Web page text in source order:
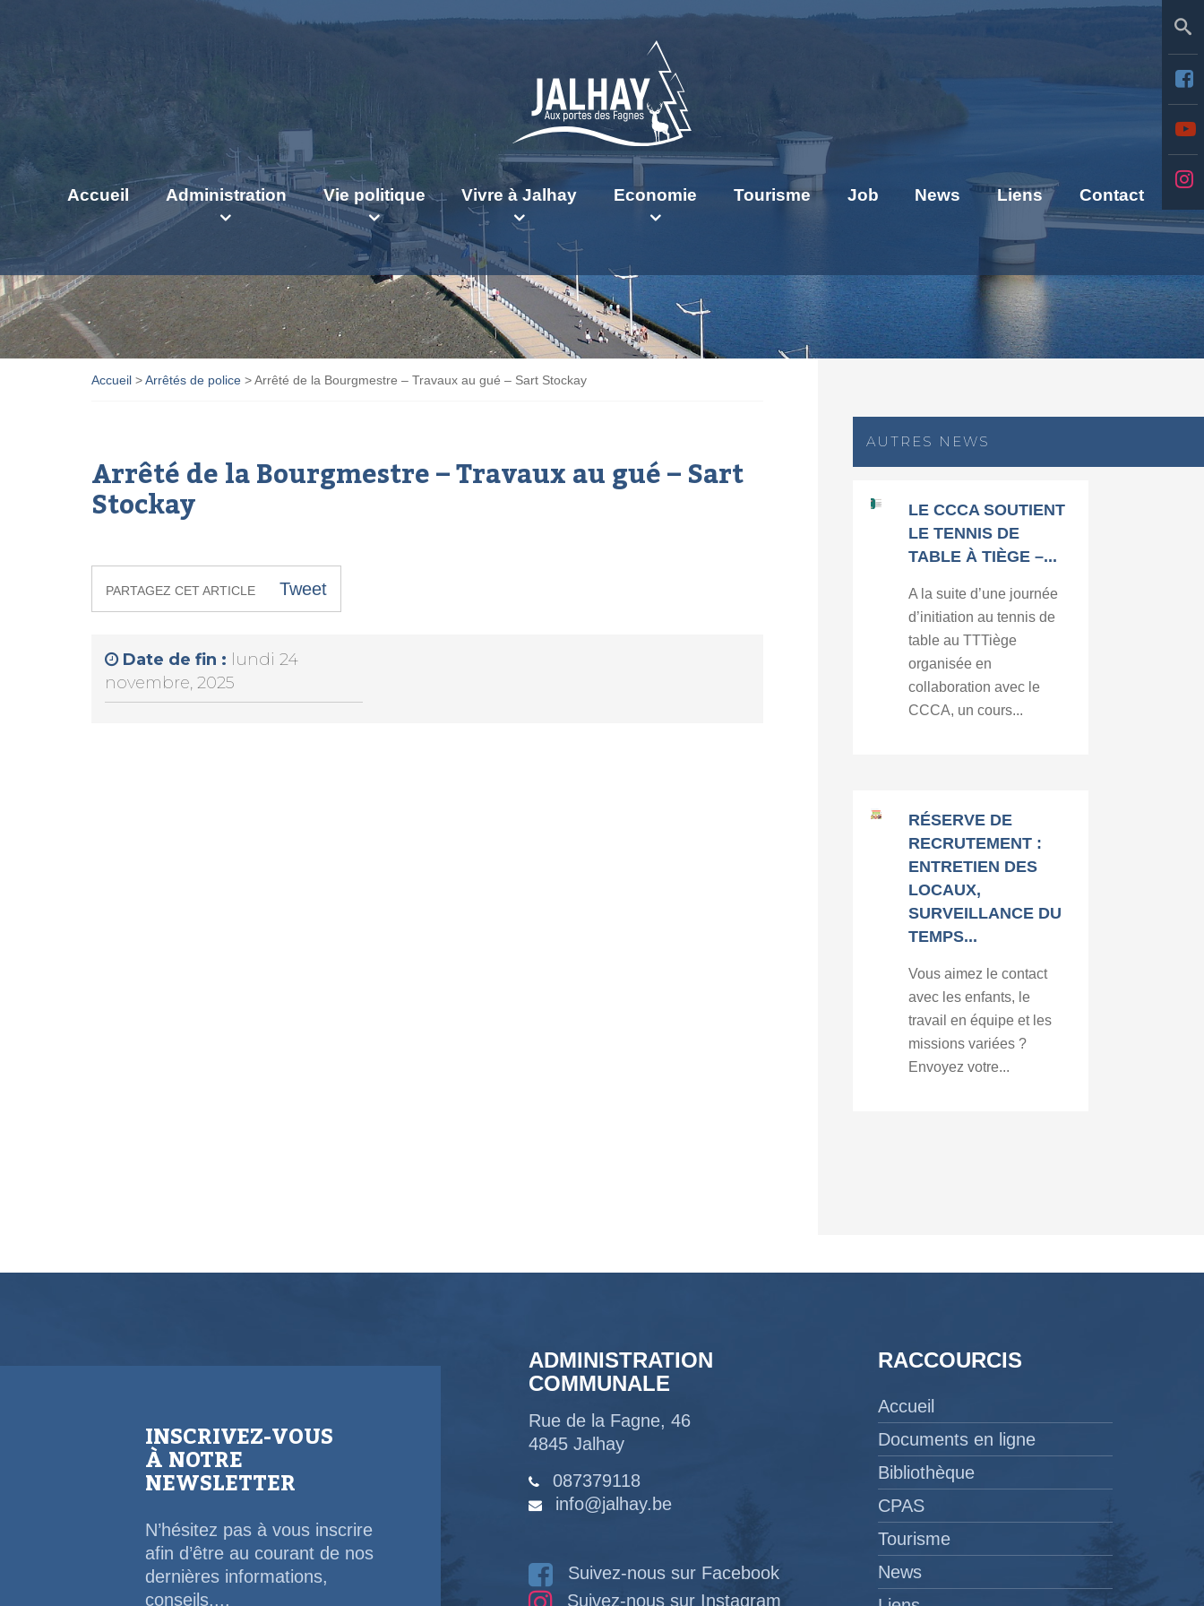
Accueil Administration Vie politique Vivre à Jalhay Economie Tourisme Job News Liens Contact
Accueil >Arrêtés de police >Arrêté de la Bourgmestre – Travaux au gué – Sart Stockay
Arrêté de la Bourgmestre – Travaux au gué – Sart
Stockay
PARTAGEZ CET ARTICLE Tweet
Date de fin : lundi 24
novembre, 2025
AUTRES NEWS
LE CCCA SOUTIENT
LE TENNIS DE
TABLE À TIÈGE –...
A la suite d’une journée
d’initiation au tennis de
table au TTTiège
organisée en
collaboration avec le
CCCA, un cours...
RÉSERVE DE
RECRUTEMENT :
ENTRETIEN DES
LOCAUX,
SURVEILLANCE DU
TEMPS...
Vous aimez le contact
avec les enfants, le
travail en équipe et les
missions variées ?
Envoyez votre...
INSCRIVEZ-VOUS
À NOTRE
NEWSLETTER
N’hésitez pas à vous inscrire
afin d’être au courant de nos
dernières informations,
conseils,...
ADMINISTRATION
COMMUNALE
Rue de la Fagne, 46
4845 Jalhay
087379118
info@jalhay.be
Suivez-nous sur Facebook
Suivez-nous sur Instagram
RACCOURCIS
Accueil
Documents en ligne
Bibliothèque
CPAS
Tourisme
News